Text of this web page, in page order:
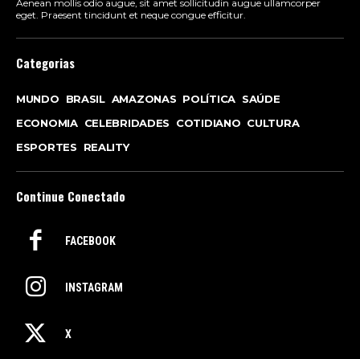
Aenean mollis odio augue, sit amet sollicitudin augue ullamcorper
eget. Praesent tincidunt et neque congue efficitur.
Categorias
MUNDO BRASIL AMAZONAS POLÍTICA SAÚDE
ECONOMIA CELEBRIDADES COTIDIANO CULTURA
ESPORTES
REALITY
Continue Conectado
FACEBOOK
INSTAGRAM
X